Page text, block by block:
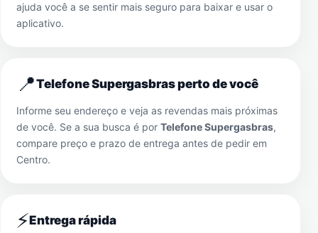
ajuda você a se sentir mais seguro para baixar e usar o
aplicativo.
📍Telefone Supergasbras perto de você
Informe seu endereço e veja as revendas mais próximas
de você. Se a sua busca é por Telefone Supergasbras,
compare preço e prazo de entrega antes de pedir em
Centro.
⚡Entrega rápida